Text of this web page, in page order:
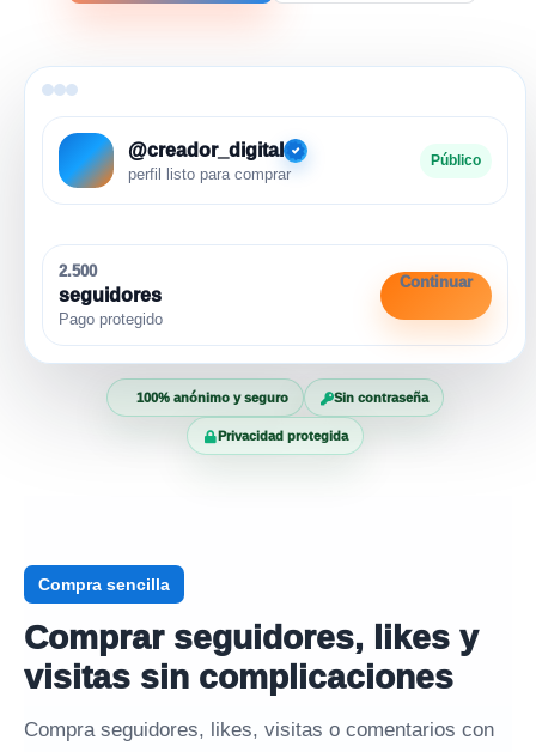
@creador_digital
perfil listo para comprar
Público
2.500
seguidores
Pago protegido
Continuar
100% anónimo y seguro Sin contraseña
Privacidad protegida
Compra sencilla
Comprar seguidores, likes y
visitas sin complicaciones
Compra seguidores, likes, visitas o comentarios con